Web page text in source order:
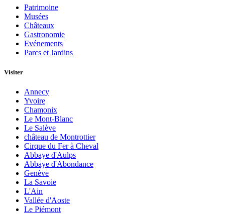
Patrimoine
Musées
Châteaux
Gastronomie
Evénements
Parcs et Jardins
Visiter
Annecy
Yvoire
Chamonix
Le Mont-Blanc
Le Salève
château de Montrottier
Cirque du Fer à Cheval
Abbaye d'Aulps
Abbaye d'Abondance
Genève
La Savoie
L'Ain
Vallée d'Aoste
Le Piémont